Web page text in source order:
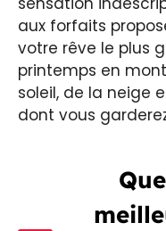
aux forfaits
votre rêve le plus
printemps en
soleil, de la neige
dont vous